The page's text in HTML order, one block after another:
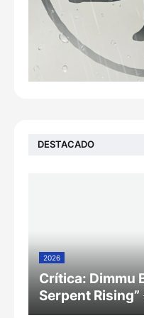
DESTACADO
2026
Crítica: Dimmu
Serpent Rising”